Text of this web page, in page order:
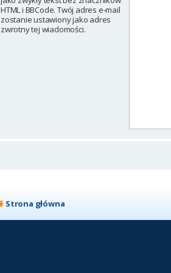
HTML i BBCode. Twój adres e-mail
zostanie ustawiony jako adres
zwrotny tej wiadomości.
Strona główna